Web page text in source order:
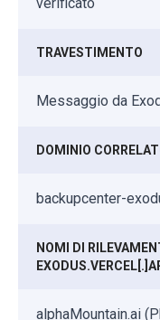
TRAVESTIMENTO
Messaggio da
DOMINIO
backupcenter-
NOMI DI
alphaMountain.ai